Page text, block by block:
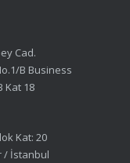
Cad.
B Business
Kat 18
Kat: 20
/ İstanbul